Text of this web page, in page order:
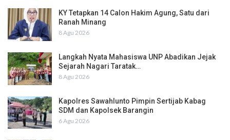
KY Tetapkan 14 Calon Hakim Agung, Satu dari
Ranah Minang
8 Agu 2026
Langkah Nyata Mahasiswa UNP Abadikan Jejak
Sejarah Nagari Taratak…
8 Agu 2026
Kapolres Sawahlunto Pimpin Sertijab Kabag
SDM dan Kapolsek Barangin
6 Agu 2026